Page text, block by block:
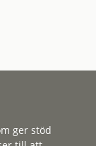
ger stöd